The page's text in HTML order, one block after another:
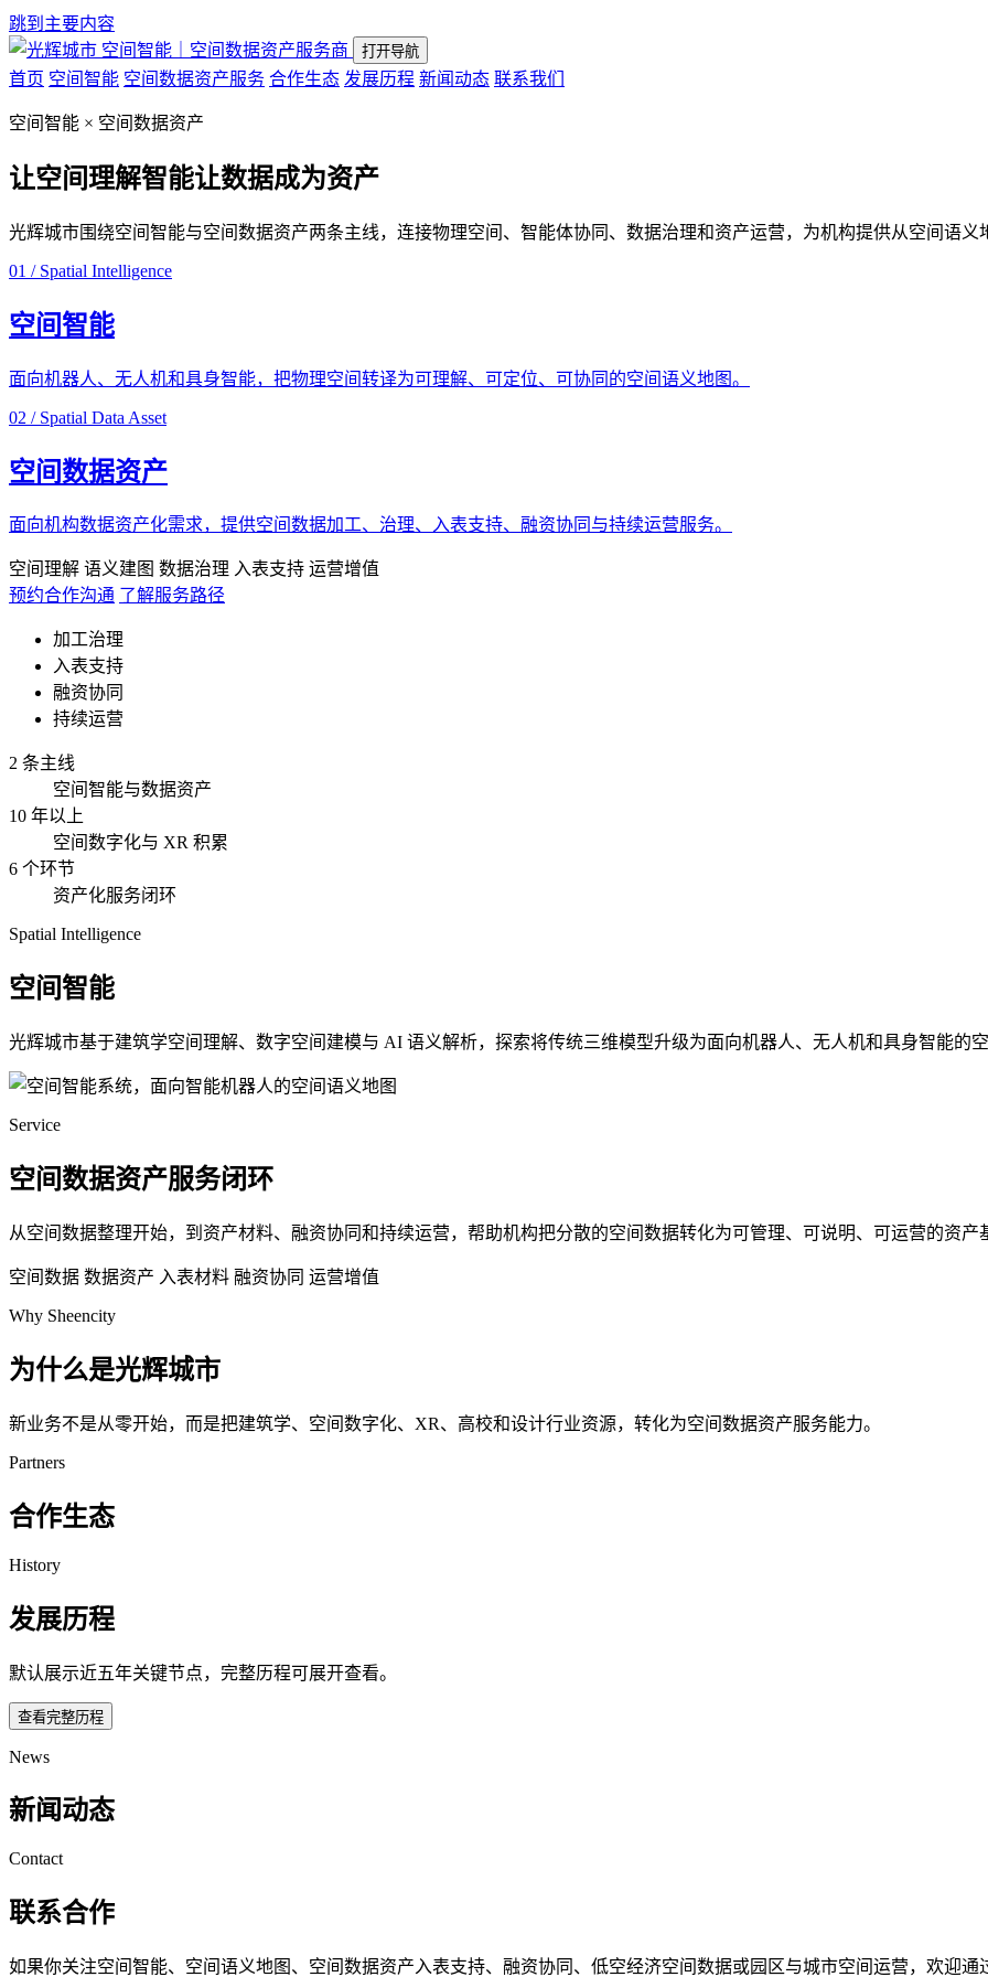
跳到主要内容
空间智能｜空间数据资产服务商
打开导航
首页 空间智能 空间数据资产服务 合作生态 发展历程 新闻动态 联系我们
空间智能 × 空间数据资产
让空间理解智能让数据成为资产
光辉城市围绕空间智能与空间数据资产两条主线，连接物理空间、智能体协同、数据治理和资产运营，为机构提供从空间语义
01 / Spatial Intelligence
空间智能
面向机器人、无人机和具身智能，把物理空间转译为可理解、可定位、可协同的空间语义地图。
02 / Spatial Data Asset
空间数据资产
面向机构数据资产化需求，提供空间数据加工、治理、入表支持、融资协同与持续运营服务。
空间理解 语义建图 数据治理 入表支持 运营增值
预约合作沟通 了解服务路径
加工治理
入表支持
融资协同
持续运营
2 条主线
空间智能与数据资产
10 年以上
空间数字化与 XR 积累
6 个环节
资产化服务闭环
Spatial Intelligence
空间智能
光辉城市基于建筑学空间理解、数字空间建模与 AI 语义解析，探索将传统三维模型升级为面向机器人、无人机和具身智能的空
Service
空间数据资产服务闭环
从空间数据整理开始，到资产材料、融资协同和持续运营，帮助机构把分散的空间数据转化为可管理、可说明、可运营的资产
空间数据 数据资产 入表材料 融资协同 运营增值
Why Sheencity
为什么是光辉城市
新业务不是从零开始，而是把建筑学、空间数字化、XR、高校和设计行业资源，转化为空间数据资产服务能力。
Partners
合作生态
History
发展历程
默认展示近五年关键节点，完整历程可展开查看。
查看完整历程
News
新闻动态
Contact
联系合作
如果你关注空间智能、空间语义地图、空间数据资产入表支持、融资协同、低空经济空间数据或园区与城市空间运营，欢迎通